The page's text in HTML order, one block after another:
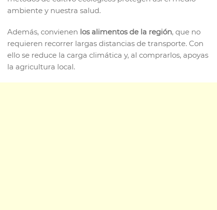
ambiente y nuestra salud.
Además, convienen los alimentos de la región, que no
requieren recorrer largas distancias de transporte. Con
ello se reduce la carga climática y, al comprarlos, apoyas
la agricultura local.